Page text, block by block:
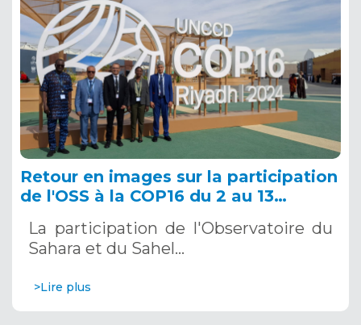
Retour en images sur la participation
de l'OSS à la COP16 du 2 au 13
Saoudite
La participation de l'Observatoire du
Sahara et du Sahel…
>Lire plus